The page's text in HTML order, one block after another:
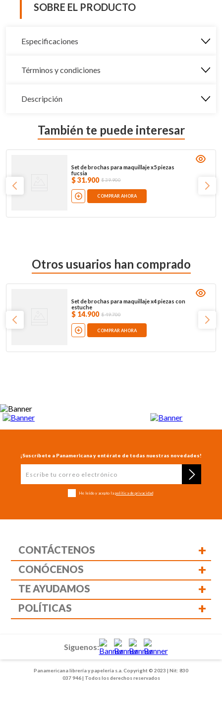
SOBRE EL PRODUCTO
Especificaciones
Términos y condiciones
Descripción
También te puede interesar
Set de brochas para maquillaje x5 piezas
fucsia
$ 31.900 $39.900
COMPRAR AHORA
Otros usuarios han comprado
Set de brochas para maquillaje x4 piezas con
estuche
$ 14.900 $49.700
COMPRAR AHORA
¡Suscríbete a Panamericana y entérate de todas nuestras novedades!
He leído y acepto la política de privacidad
CONTÁCTENOS +
CONÓCENOS +
TE AYUDAMOS +
POLÍTICAS +
Panamericana librería y papelería s.a. Copyright © 2023 | Nit: 830
037 946 | Todos los derechos reservados
Siguenos: